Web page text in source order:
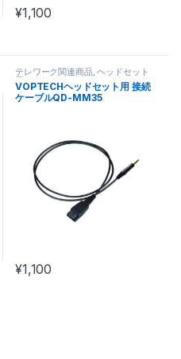
¥1,100
ョンがあります。 オプションは商
テレワーク関連商品,ヘッドセット
用アクセサリ
VOPTECHヘッドセット用 接続
ケーブルQD-MM35
¥1,100